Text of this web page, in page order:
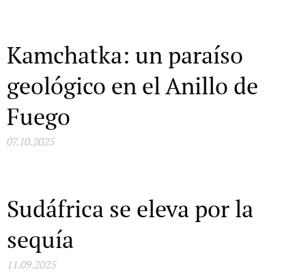
Kamchatka: un paraíso
geológico en el Anillo de
Fuego
07.10.2025
Sudáfrica se eleva por la
sequía
11.09.2025